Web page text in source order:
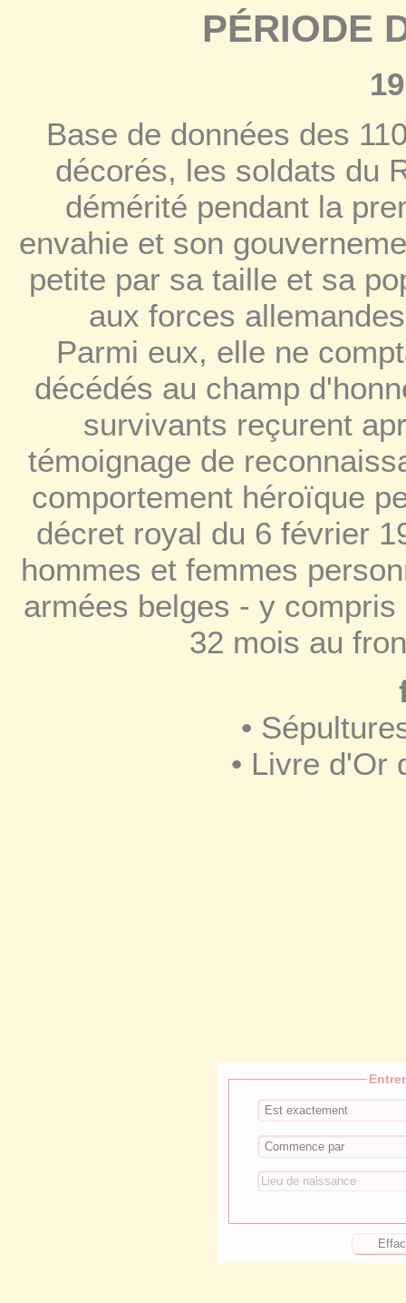
PÉRIODE
Base de données des
décorés, les soldats du
démérité pendant la
envahie et son
petite par sa taille et sa
aux forces
Parmi eux, elle ne
décédés au champ
survivants reçurent
témoignage de
comportement héroïque
décret royal du 6 février
hommes et femmes
armées belges - y
32 mois au
•
• Livre d'Or